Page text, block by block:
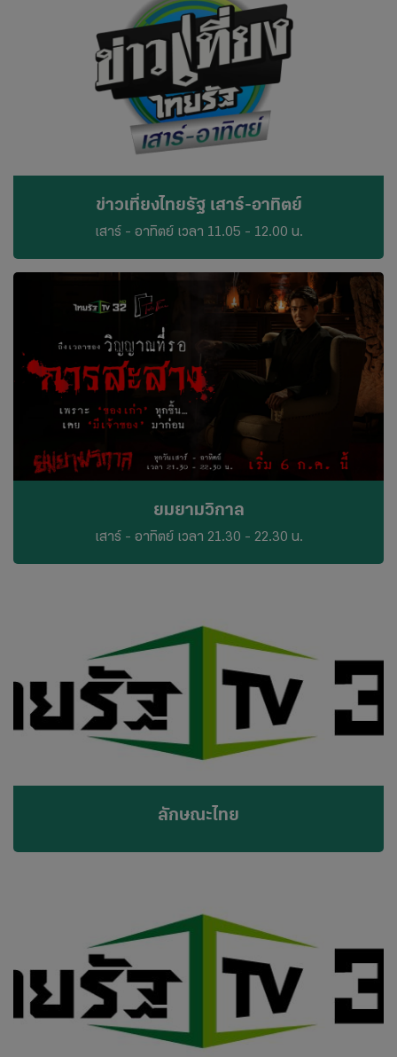
ข่าวเที่ยงไทยรัฐ เสาร์-อาทิตย์
เสาร์ - อาทิตย์ เวลา 11.05 - 12.00 น.
ยมยามวิกาล
เสาร์ - อาทิตย์ เวลา 21.30 - 22.30 น.
ลักษณะไทย